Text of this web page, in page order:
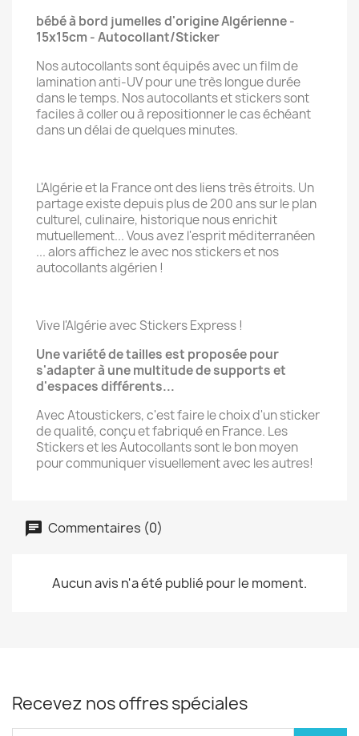
bébé à bord jumelles d'origine Algérienne -
15x15cm - Autocollant/Sticker
Nos autocollants sont équipés avec un film de
lamination anti-UV pour une très longue durée
dans le temps. Nos autocollants et stickers sont
faciles à coller ou à repositionner le cas échéant
dans un délai de quelques minutes.
L'Algérie et la France ont des liens très étroits. Un
partage existe depuis plus de 200 ans sur le plan
culturel, culinaire, historique nous enrichit
mutuellement... Vous avez l'esprit méditerranéen
... alors affichez le avec nos stickers et nos
autocollants algérien !
Vive l'Algérie avec Stickers Express !
Une variété de tailles est proposée pour
s'adapter à une multitude de supports et
d'espaces différents...
Avec Atoustickers, c'est faire le choix d'un sticker
de qualité, conçu et fabriqué en France. Les
Stickers et les Autocollants sont le bon moyen
pour communiquer visuellement avec les autres!
Commentaires (0)
Aucun avis n'a été publié pour le moment.
Recevez nos offres spéciales